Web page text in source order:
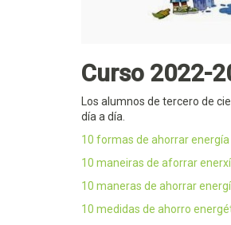
Curso 2022-
Los alumnos de tercero de
día a día.
10 formas de ahorrar energía
10 maneiras de aforrar
10 maneras de ahorrar
10 medidas de ahorro